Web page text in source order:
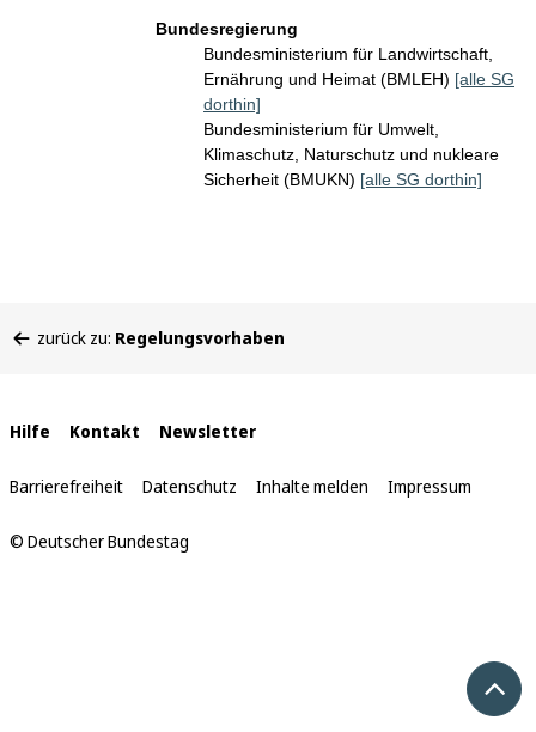
Bundesregierung
Bundesministerium für Landwirtschaft,
Ernährung und Heimat (BMLEH) [alle SG
dorthin]
Bundesministerium für Umwelt,
Klimaschutz, Naturschutz und nukleare
Sicherheit (BMUKN) [alle SG dorthin]
befinden
zurück zu: Regelungsvorhaben
Interne
Links
Hilfe Kontakt Newsletter
Barrierefreiheit Datenschutz Inhalte melden Impressum
© Deutscher Bundestag